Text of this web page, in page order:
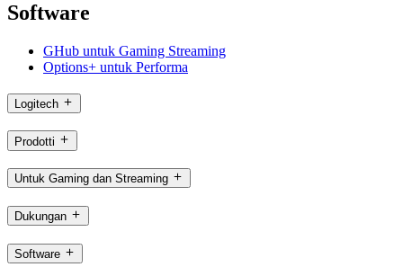
Software
GHub untuk Gaming Streaming
Options+ untuk Performa
Logitech
Prodotti
Untuk Gaming dan Streaming
Dukungan
Software